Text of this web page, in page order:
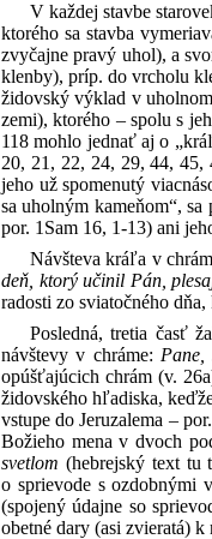
V každej stavbe
ktorého sa stavba
zvyčajne pravý uhol), a
klenby), príp. do vrcholu
židovský výklad v
zemi), ktorého – spolu s
118 mohlo jednať aj o
20, 21, 22, 24, 29, 44, 45,
jeho už spomenutý
sa uholným kameňom“,
por. 1Sam 16, 1-13) ani
Návšteva kráľa v
deň, ktorý učinil Pán,
radosti zo sviatočného
Posledná, tretia časť
návštevy v chráme: Pane,
opúšťajúcich chrám (v.
židovského hľadiska,
vstupe do Jeruzalema –
Božieho mena v dvoch
svetlom (hebrejský text tu
o sprievode s ozdobnými
(spojený údajne so
obetné dary (asi zvieratá)